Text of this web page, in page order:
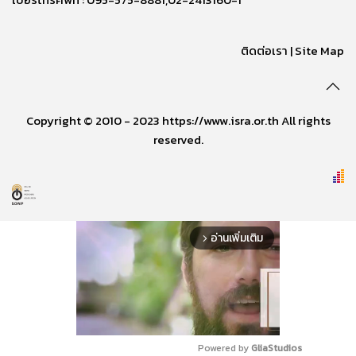
ติดต่อเรา |Site Map
Copyright © 2010 - 2023 https://www.isra.or.th All rights
reserved.
arrow_forward_ios อ่านเพิ่มเติม
Powered by GliaStudios